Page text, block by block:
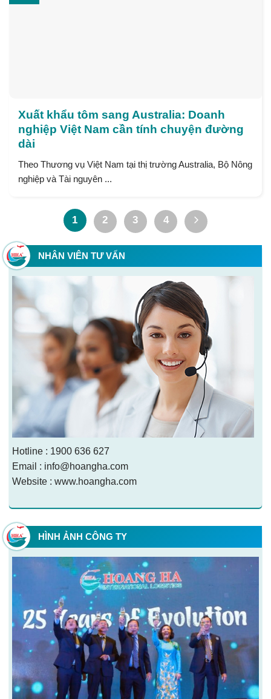
Xuất khẩu tôm sang Australia: Doanh
nghiệp Việt Nam cần tính chuyện đường
dài
Theo Thương vụ Việt Nam tại thị trường Australia, Bộ Nông
nghiệp và Tài nguyên ...
1 2 3 4
NHÂN VIÊN TƯ VẤN
Hotline : 1900 636 627
Email : info@hoangha.com
Website : www.hoangha.com
HÌNH ẢNH CÔNG TY